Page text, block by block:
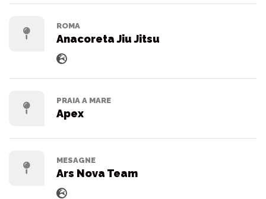
ROMA
Anacoreta Jiu Jitsu
PRAIA A MARE
Apex
MESAGNE
Ars Nova Team